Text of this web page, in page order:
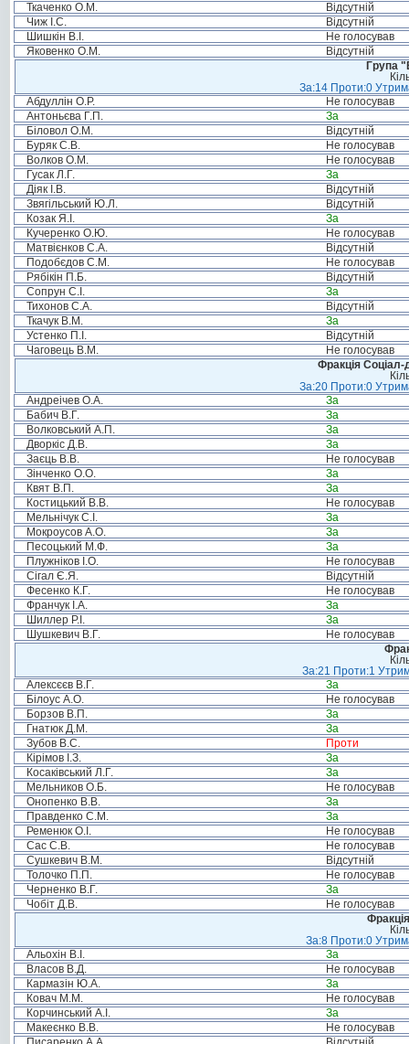
Ткаченко О.М.
Відсутній
Чиж І.С.
Відсутній
Шишкін В.І.
Не голосував
Яковенко О.М.
Відсутній
Група
За:14 Проти:0
Абдуллін О.Р.
Не голосував
Антоньєва Г.П.
За
Біловол О.М.
Відсутній
Буряк С.В.
Не голосував
Волков О.М.
Не голосував
Гусак Л.Г.
За
Діяк І.В.
Відсутній
Звягільський Ю.Л.
Відсутній
Козак Я.І.
За
Кучеренко О.Ю.
Не голосував
Матвієнков С.А.
Відсутній
Подобєдов С.М.
Не голосував
Рябікін П.Б.
Відсутній
Сопрун С.І.
За
Тихонов С.А.
Відсутній
Ткачук В.М.
За
Устенко П.І.
Відсутній
Чаговець В.М.
Не голосував
Фракція Соціал-
За:20 Проти:0
Андреічев О.А.
За
Бабич В.Г.
За
Волковський А.П.
За
Дворкіс Д.В.
За
Заєць В.В.
Не голосував
Зінченко О.О.
За
Квят В.П.
За
Костицький В.В.
Не голосував
Мельнічук С.І.
За
Мокроусов А.О.
За
Песоцький М.Ф.
За
Плужніков І.О.
Не голосував
Сігал Є.Я.
Відсутній
Фесенко К.Г.
Не голосував
Франчук І.А.
За
Шиллер Р.І.
За
Шушкевич В.Г.
Не голосував
За:21 Проти:1
Алексєєв В.Г.
За
Білоус А.О.
Не голосував
Борзов В.П.
За
Гнатюк Д.М.
За
Зубов В.С.
Проти
Кірімов І.З.
За
Косаківський Л.Г.
За
Мельников О.Б.
Не голосував
Онопенко В.В.
За
Правденко С.М.
За
Ременюк О.І.
Не голосував
Сас С.В.
Не голосував
Сушкевич В.М.
Відсутній
Толочко П.П.
Не голосував
Черненко В.Г.
За
Чобіт Д.В.
Не голосував
За:8 Проти:0
Альохін В.І.
За
Власов В.Д.
Не голосував
Кармазін Ю.А.
За
Ковач М.М.
Не голосував
Корчинський А.І.
За
Макеєнко В.В.
Не голосував